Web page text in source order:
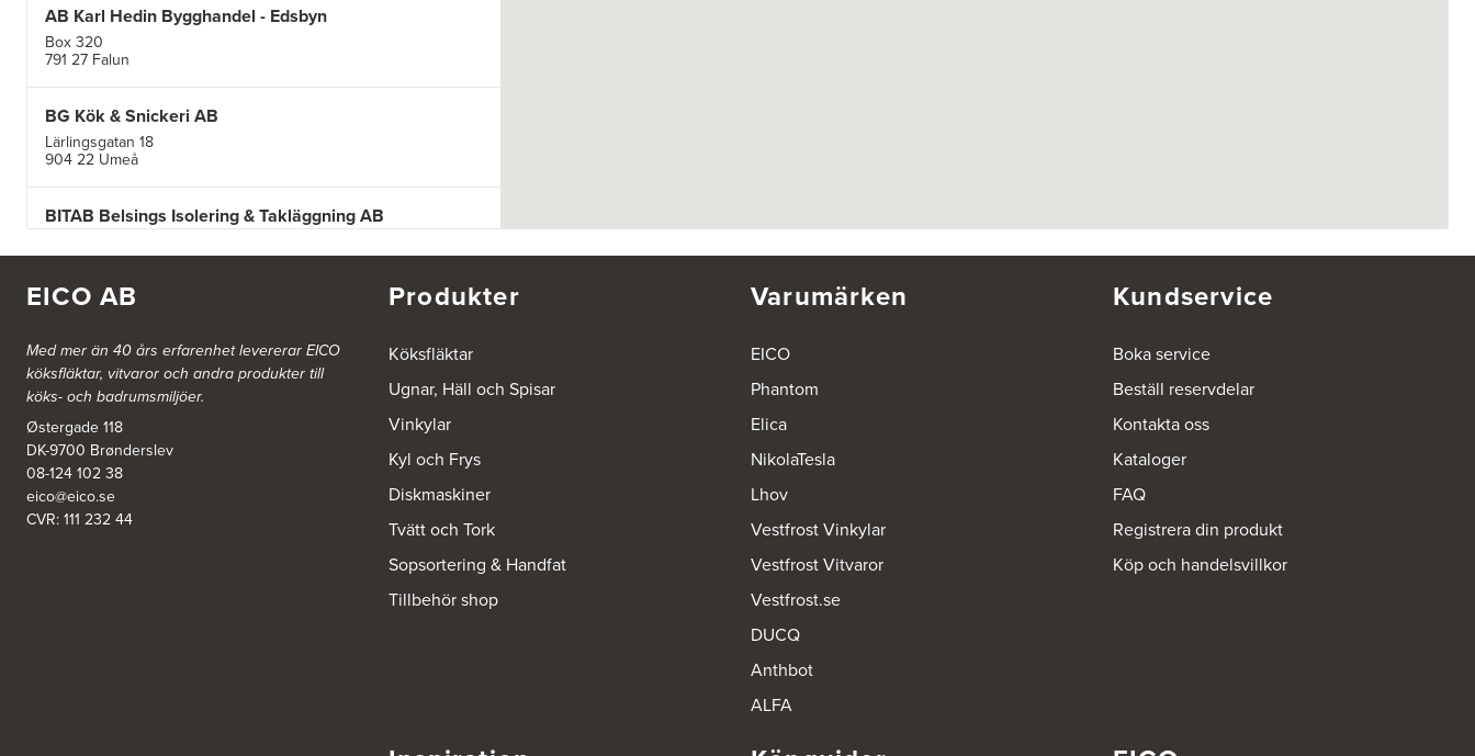
AB Karl Hedin Bygghandel - Edsbyn
Box 320
791 27 Falun
BG Kök & Snickeri AB
Lärlingsgatan 18
904 22 Umeå
BITAB Belsings Isolering & Takläggning AB
Dalsäng 2, 64592 Strängnäs
Tel.:0152-30277
BSA Kök & Bad AB
Johannefredsgatan 7
431 53 Mölndal
Ballingslöv Arninge
Hantverkarvägen 14
187 66 Täby
Tel.:0046-86300150
EICO AB
Med mer än 40 års erfarenhet levererar EICO
köksfläktar, vitvaror och andra produkter till
köks- och badrumsmiljöer.
Østergade 118
DK-9700 Brønderslev
08-124 102 38
eico@eico.se
CVR: 111 232 44
Produkter
Köksfläktar
Ugnar, Häll och Spisar
Vinkylar
Kyl och Frys
Diskmaskiner
Tvätt och Tork
Sopsortering & Handfat
Tillbehör shop
Varumärken
EICO
Phantom
Elica
NikolaTesla
Lhov
Vestfrost Vinkylar
Vestfrost Vitvaror
Vestfrost.se
DUCQ
Anthbot
ALFA
Kundservice
Boka service
Beställ reservdelar
Kontakta oss
Kataloger
FAQ
Registrera din produkt
Köp och handelsvillkor